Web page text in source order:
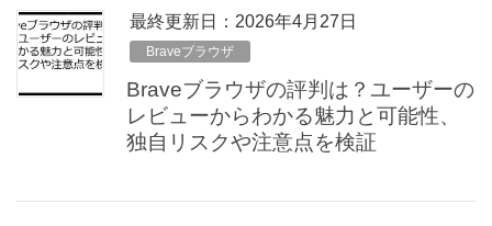
最終更新日：2026年4月27日
Braveブラウザ
Braveブラウザの評判は？ユーザーの
レビューからわかる魅力と可能性、
独自リスクや注意点を検証